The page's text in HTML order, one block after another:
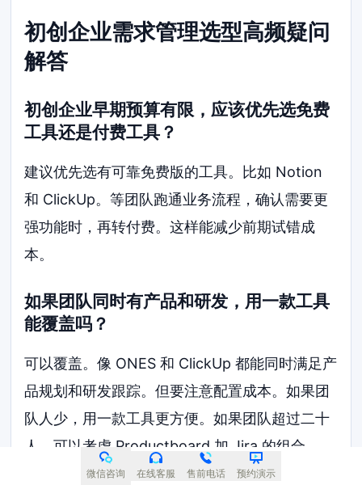
初创企业需求管理选型高频疑问
解答
初创企业早期预算有限，应该优先选免费
工具还是付费工具？
建议优先选有可靠免费版的工具。比如 Notion
和 ClickUp。等团队跑通业务流程，确认需要更
强功能时，再转付费。这样能减少前期试错成
本。
如果团队同时有产品和研发，用一款工具
能覆盖吗？
可以覆盖。像 ONES 和 ClickUp 都能同时满足产
品规划和研发跟踪。但要注意配置成本。如果团
队人少，用一款工具更方便。如果团队超过二十
人，可以考虑 Productboard 加 Jira 的组合。
微信咨询 在线客服 售前电话 预约演示